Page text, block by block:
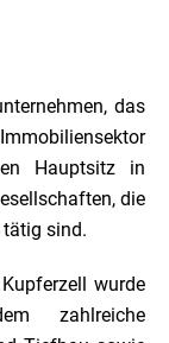
das
Hauptsitz in
die
sind.
wurde
zahlreiche